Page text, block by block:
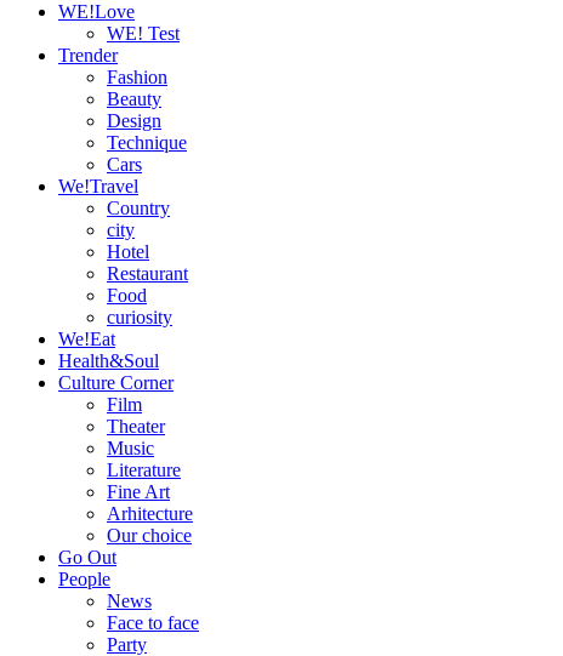
WE!Love
WE! Test
Trender
Fashion
Beauty
Design
Technique
Cars
We!Travel
Country
city
Hotel
Restaurant
Food
curiosity
We!Eat
Health&Soul
Culture Corner
Film
Theater
Music
Literature
Fine Art
Arhitecture
Our choice
Go Out
People
News
Face to face
Party